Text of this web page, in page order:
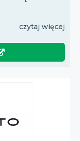
czytaj więcej